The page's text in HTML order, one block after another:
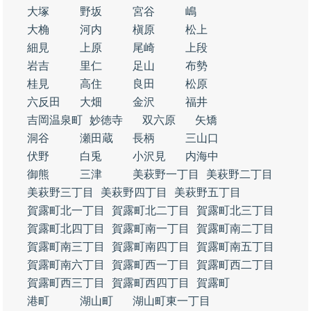
大塚
野坂 宮谷
嶋
大桷
河内 槇原
松上
細見
上原 尾崎
上段
岩吉
里仁 足山
布勢
桂見
高住 良田
松原
六反田
大畑 金沢
福井
吉岡温泉町 妙徳寺 双六原
矢矯
洞谷
瀬田蔵 長柄
三山口
伏野
白兎 小沢見
内海中
御熊
三津 美萩野一丁目
美萩野二丁目
美萩野三丁目
美萩野四丁目
美萩野五丁目
賀露町北一丁目
賀露町北二丁目
賀露町北三丁目
賀露町北四丁目
賀露町南一丁目
賀露町南二丁目
賀露町南三丁目
賀露町南四丁目
賀露町南五丁目
賀露町南六丁目
賀露町西一丁目
賀露町西二丁目
賀露町西三丁目
賀露町西四丁目
賀露町
港町
湖山町
湖山町東一丁目